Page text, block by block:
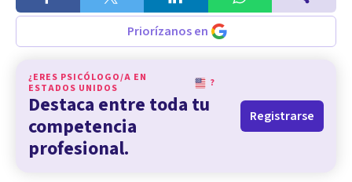
Priorízanos en
¿ERES PSICÓLOGO/A EN
ESTADOS UNIDOS
?
Destaca entre toda tu
competencia
profesional.
Registrarse